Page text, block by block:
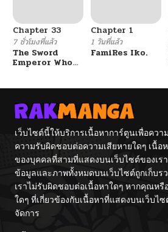
Chapter 33
7 ชั่วโมงที่แล้ว
The Sword
Emperor Who
จักรพรรดิเทพดาบ
ผงาดเหนือชาติภพ
Chapter 1
1 วันที่แล้ว
FamiRes Iko.
เว็บไซต์นี้ให้บริการเนื้อหาการ์ตูนเพื่อคว
ความรับผิดชอบต่อความเสียหายใดๆ เนื้
ของบุคคลที่สามที่แสดงบนเว็บไซต์ของเรา
ข้อมูลและภาพทั้งหมดบนเว็บไซต์ถูกเก็บร
เราไม่รับผิดชอบต่อเนื้อหาใดๆ หากคุณห
ใดๆ ที่เกี่ยวข้องกับเนื้อหาที่แสดงบนเว็บไ
จัดการ